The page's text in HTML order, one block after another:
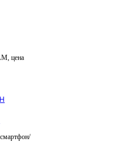
цена